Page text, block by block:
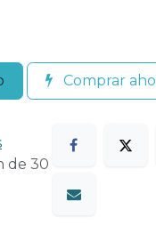
Comprar
de 30